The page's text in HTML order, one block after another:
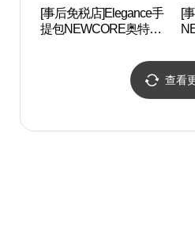
[事后免税店]Elegance手
提包NEWCORE奥特莱
백 뉴코아아울렛 울산점)
[
아
查看